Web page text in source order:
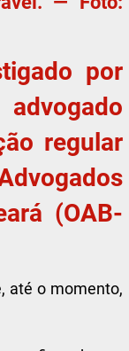
por
regular
(OAB-
até o momento,